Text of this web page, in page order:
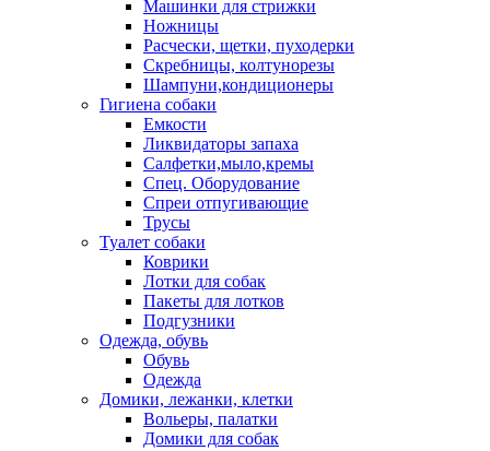
Машинки для стрижки
Ножницы
Расчески, щетки, пуходерки
Скребницы, колтунорезы
Шампуни,кондиционеры
Гигиена собаки
Емкости
Ликвидаторы запаха
Салфетки,мыло,кремы
Спец. Оборудование
Спреи отпугивающие
Трусы
Туалет собаки
Коврики
Лотки для собак
Пакеты для лотков
Подгузники
Одежда, обувь
Обувь
Одежда
Домики, лежанки, клетки
Вольеры, палатки
Домики для собак